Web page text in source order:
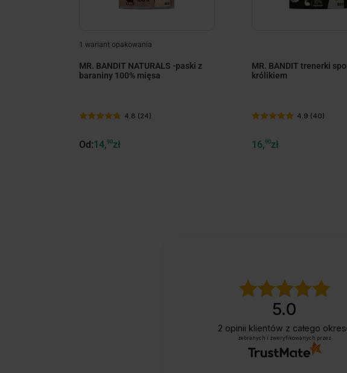
1 wariant opakowania
MR. BANDIT NATURALS -paski z
baraniny 100% mięsa
4.8 (24)
Od:14,90zł
MR. BANDIT trenerki
królikiem
4.9 (40)
16,90zł
5.0
2 opinii klientów z całego
zebranych i zweryfikowanych przez